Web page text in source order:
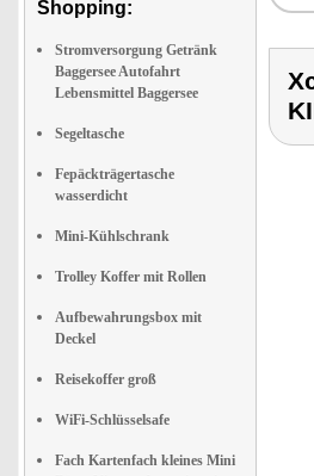
Shopping:
Stromversorgung Getränk
Baggersee Autofahrt
Lebensmittel Baggersee
Segeltasche
Fepäckträgertasche
wasserdicht
Mini-Kühlschrank
Trolley Koffer mit Rollen
Aufbewahrungsbox mit
Deckel
Reisekoffer groß
WiFi-Schlüsselsafe
Fach Kartenfach kleines Mini